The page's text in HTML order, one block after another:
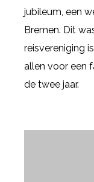
jubileum, een
Bremen. Dit
reisvereniging
allen voor een
de twee jaar.